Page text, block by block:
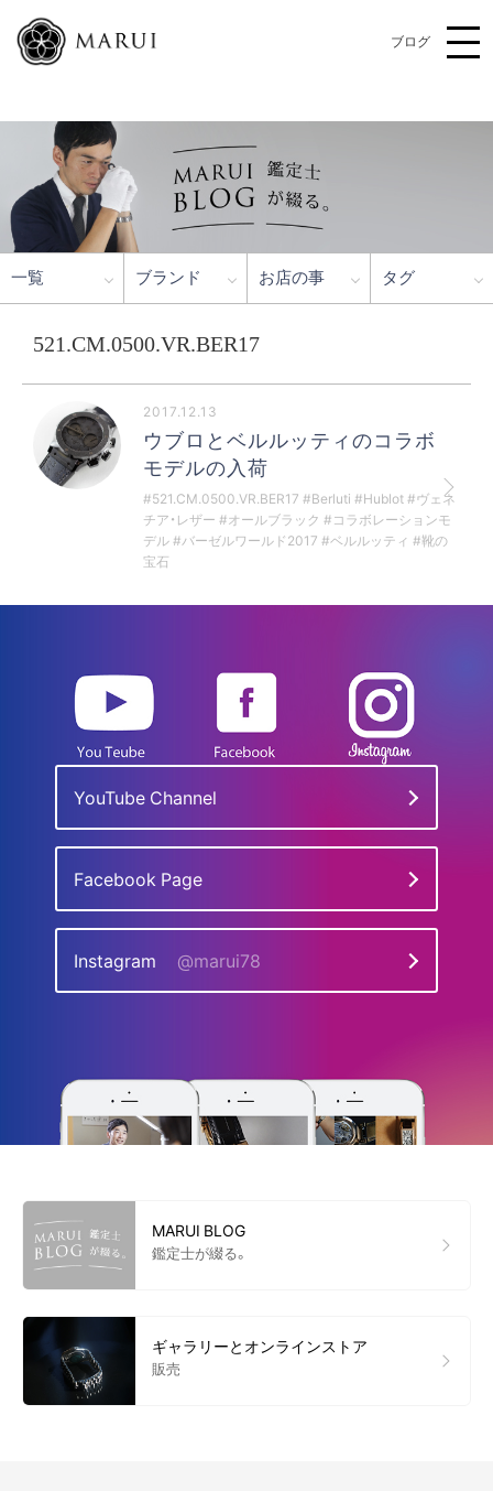
ブログ
一覧 ブランド お店の事 タグ
521.CM.0500.VR.BER17
2017.12.13
ウブロとベルルッティのコラボ
モデルの入荷
#521.CM.0500.VR.BER17 #Berluti #Hublot #ヴェネ
チア・レザー #オールブラック #コラボレーションモ
デル #バーゼルワールド2017 #ベルルッティ #靴の
宝石
YouTube Channel
Facebook Page
Instagram @marui78
MARUI BLOG
鑑定士が綴る。
ギャラリーとオンラインストア
販売